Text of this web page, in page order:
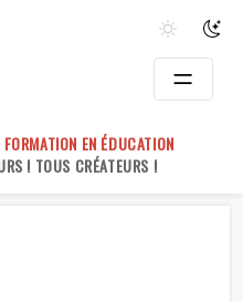
EN ÉDUCATION
! TOUS CRÉATEURS !